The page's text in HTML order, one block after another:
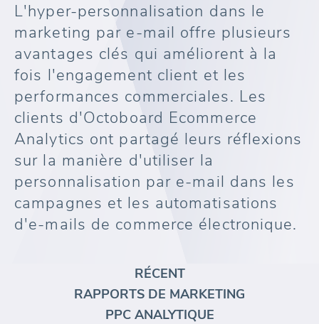
L'hyper-personnalisation dans le
marketing par e-mail offre plusieurs
avantages clés qui améliorent à la
fois l'engagement client et les
performances commerciales. Les
clients d'Octoboard Ecommerce
Analytics ont partagé leurs réflexions
sur la manière d'utiliser la
personnalisation par e-mail dans les
campagnes et les automatisations
d'e-mails de commerce électronique.
RÉCENT
RAPPORTS DE MARKETING
PPC ANALYTIQUE